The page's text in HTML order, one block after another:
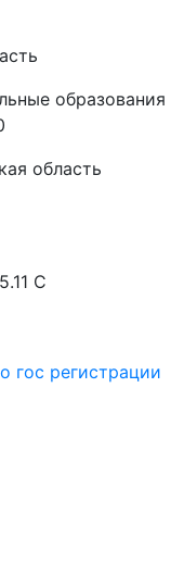
образования
область
C
гос регистрации